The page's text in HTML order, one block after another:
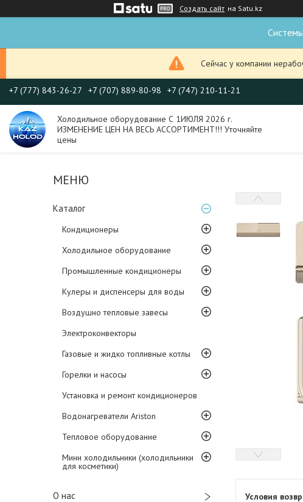
Создать сайт на Satu.kz
Сейчас у компании
+7 (777) 843-26-27 +7 (707) 889-80-98 +7 (747) 210-11-21
Холодильное оборудование С 1ИЮЛЯ 2026 г.
ИЗМЕНЕНИЕ ЦЕН НА ВЕСЬ АССОРТИМЕНТ!!! Уточняйте
цены
Каталог
Кондиционеры
Холодильное оборудование
Промышленные кондиционеры
Кулеры и диспенсеры для воды
Воздушно тепловые завесы
Электроконвекторы
Газовые и жидко топливные котлы
Горелки и насосы
Установка и ремонт кондиционеров
Водонагреватели Ariston
Тепловое оборудование
Мини холодильники (холодильники
для косметики)
О нас